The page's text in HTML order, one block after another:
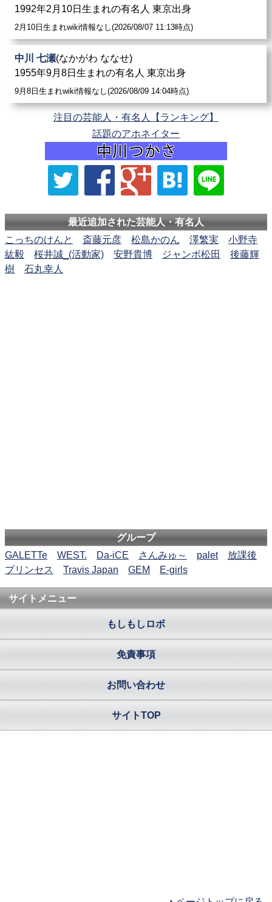
1992年2月10日生まれの有名人 東京出身
2月10日生まれwiki情報なし(2026/08/07 11:13時点)
中川 七瀬(なかがわ ななせ)
1955年9月8日生まれの有名人 東京出身
9月8日生まれwiki情報なし(2026/08/09 14:04時点)
注目の芸能人・有名人【ランキング】
話題のアホネイター
最近追加された芸能人・有名人
こっちのけんと
斎藤元彦 松島かのん 澤繁実
小野寺
紘毅
桜井誠_(活動家) 安野貴博 ジャンボ松田
後藤輝
樹
石丸幸人
グループ
GALETTe
WEST. Da-iCE さんみゅ～ palet
放課後
プリンセス
Travis Japan GEM E-girls
サイトメニュー
もしもしロボ
免責事項
お問い合わせ
サイトTOP